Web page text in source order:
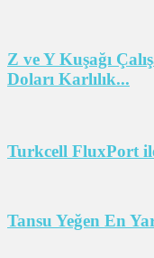
Z ve Y Kuşağı
Doları Karlılık...
Turkcell FluxPort
Tansu Yeğen En